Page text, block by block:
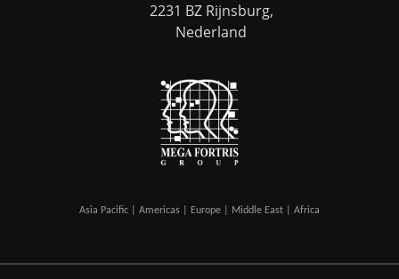
2231 BZ Rijnsburg,
Nederland
Asia Pacific | Americas | Europe | Middle East | Africa